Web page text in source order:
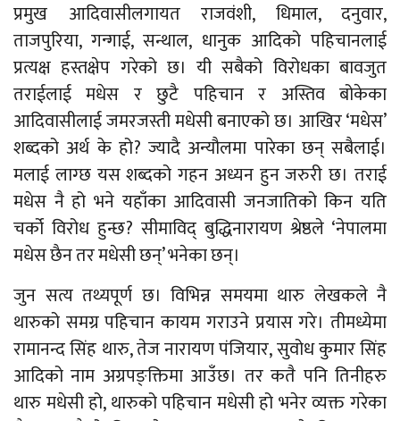
प्रमुख आदिवासीलगायत राजवंशी, धिमाल, दनुवार,
ताजपुरिया, गन्गाई, सन्थाल, धानुक आदिको पहिचानलाई
प्रत्यक्ष हस्तक्षेप गरेको छ। यी सबैको विरोधका बावजुत
तराईलाई मधेस र छुटै पहिचान र अस्तिव बोकेका
आदिवासीलाई जमरजस्ती मधेसी बनाएको छ। आखिर ‘मधेस’
शब्दको अर्थ के हो? ज्यादै अन्यौलमा पारेका छन् सबैलाई।
मलाई लाग्छ यस शब्दको गहन अध्यन हुन जरुरी छ। तराई
मधेस नै हो भने यहाँका आदिवासी जनजातिको किन यति
चर्को विरोध हुन्छ? सीमाविद् बुद्धिनारायण श्रेष्ठले ‘नेपालमा
मधेस छैन तर मधेसी छन्’ भनेका छन्।
जुन सत्य तथ्यपूर्ण छ। विभिन्न समयमा थारु लेखकले नै
थारुको समग्र पहिचान कायम गराउने प्रयास गरे। तीमध्येमा
रामानन्द सिंह थारु, तेज नारायण पंजियार, सुवोध कुमार सिंह
आदिको नाम अग्रपङ्क्तिमा आउँछ। तर कतै पनि तिनीहरु
थारु मधेसी हो, थारुको पहिचान मधेसी हो भनेर व्यक्त गरेका